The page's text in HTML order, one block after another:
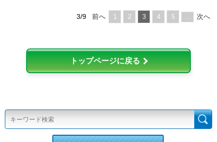
3/9 前へ 1 2 3 4 5 ... 次へ
トップページに戻る